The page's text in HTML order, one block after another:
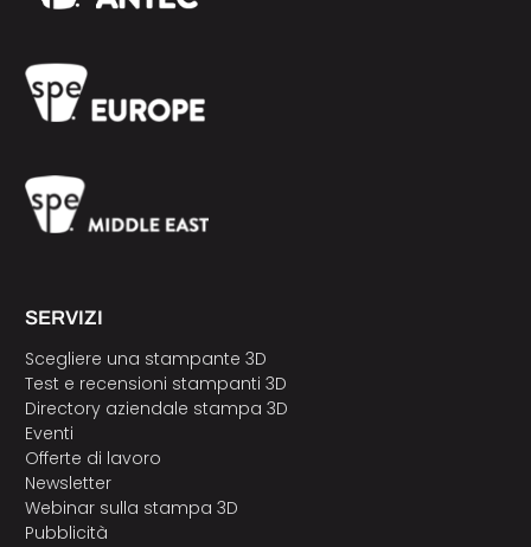
SERVIZI
Scegliere una stampante 3D
Test e recensioni stampanti 3D
Directory aziendale stampa 3D
Eventi
Offerte di lavoro
Newsletter
Webinar sulla stampa 3D
Pubblicità